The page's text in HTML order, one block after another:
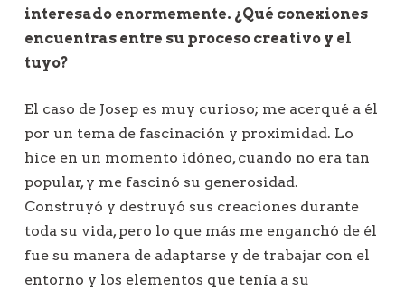
interesado enormemente. ¿Qué conexiones
encuentras entre su proceso creativo y el
tuyo?
El caso de Josep es muy curioso; me acerqué a él
por un tema de fascinación y proximidad. Lo
hice en un momento idóneo, cuando no era tan
popular, y me fascinó su generosidad.
Construyó y destruyó sus creaciones durante
toda su vida, pero lo que más me enganchó de él
fue su manera de adaptarse y de trabajar con el
entorno y los elementos que tenía a su